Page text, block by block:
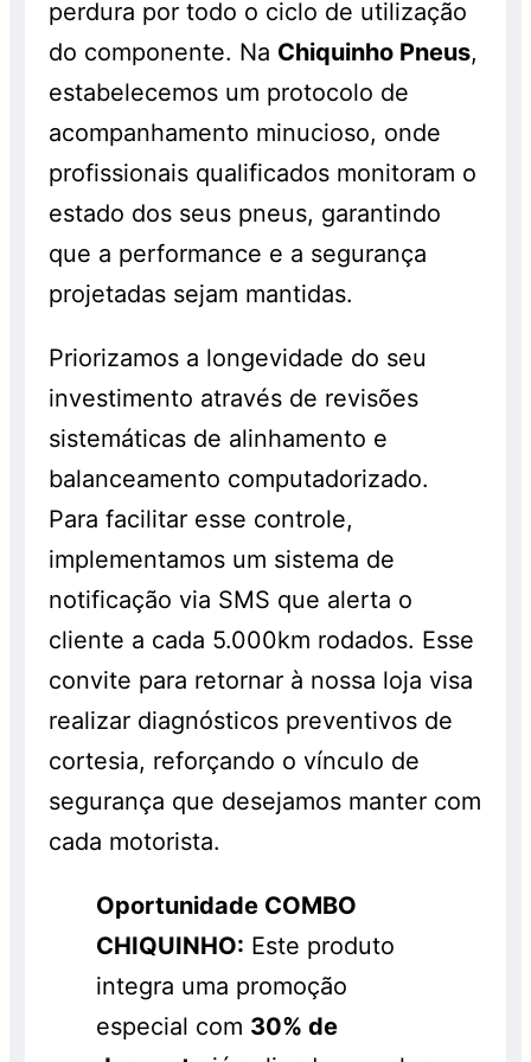
perdura por todo o ciclo de utilização
do componente. Na Chiquinho Pneus,
estabelecemos um protocolo de
acompanhamento minucioso, onde
profissionais qualificados monitoram o
estado dos seus pneus, garantindo
que a performance e a segurança
projetadas sejam mantidas.
Priorizamos a longevidade do seu
investimento através de revisões
sistemáticas de alinhamento e
balanceamento computadorizado.
Para facilitar esse controle,
implementamos um sistema de
notificação via SMS que alerta o
cliente a cada 5.000km rodados. Esse
convite para retornar à nossa loja visa
realizar diagnósticos preventivos de
cortesia, reforçando o vínculo de
segurança que desejamos manter com
cada motorista.
Oportunidade COMBO
CHIQUINHO: Este produto
integra uma promoção
especial com 30% de